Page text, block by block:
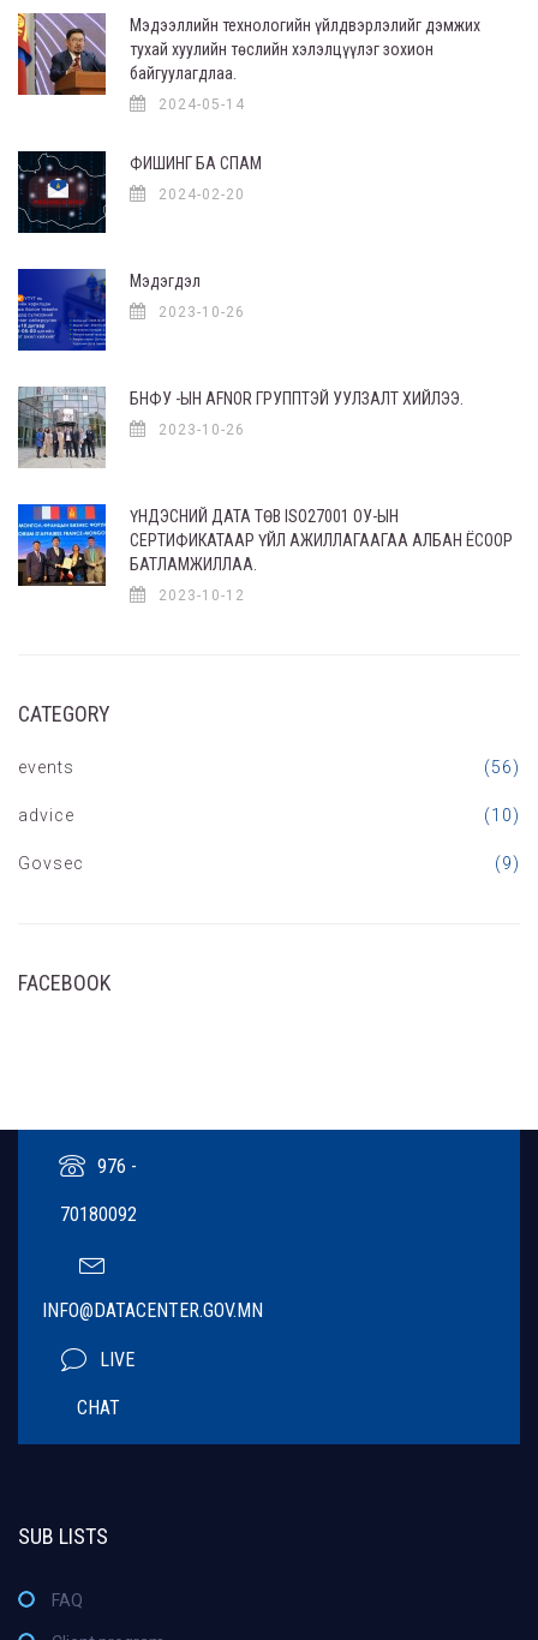
Мэдээллийн технологийн үйлдвэрлэлийг дэмжих
тухай хуулийн төслийн хэлэлцүүлэг зохион
байгуулагдлаа.
2024-05-14
ФИШИНГ БА СПАМ
2024-02-20
Мэдэгдэл
2023-10-26
БНФУ -ЫН AFNOR ГРУППТЭЙ УУЛЗАЛТ ХИЙЛЭЭ.
2023-10-26
ҮНДЭСНИЙ ДАТА ТӨВ ISO27001 ОУ-ЫН
СЕРТИФИКАТААР ҮЙЛ АЖИЛЛАГААГАА АЛБАН ЁСООР
БАТЛАМЖИЛЛАА.
2023-10-12
CATEGORY
events (56)
advice (10)
Govsec (9)
FACEBOOK
976 -
70180092
INFO@DATACENTER.GOV.MN
LIVE
CHAT
SUB LISTS
FAQ